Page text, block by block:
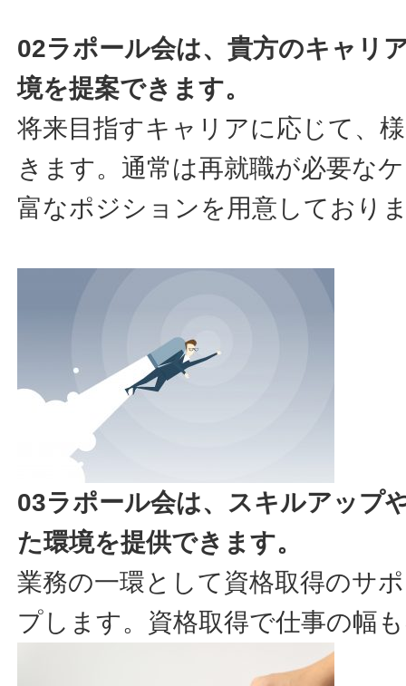
02ラポール会は、貴方のキャリ
境を提案できます。
将来目指すキャリアに応じて、
きます。通常は再就職が必要な
富なポジションを用意しており
03ラポール会は、スキルアップ
た環境を提供できます。
業務の一環として資格取得のサ
プします。資格取得で仕事の幅